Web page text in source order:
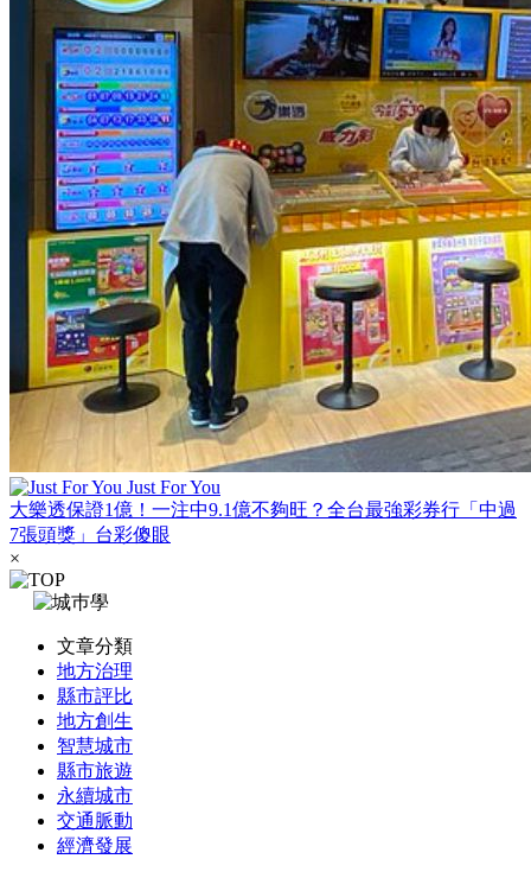
Just For You
大樂透保證1億！一注中9.1億不夠旺？全台最強彩券行「中過
7張頭獎」台彩傻眼
×
文章分類
地方治理
縣市評比
地方創生
智慧城市
縣市旅遊
永續城市
交通脈動
經濟發展